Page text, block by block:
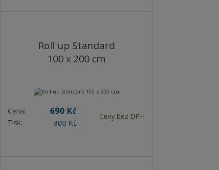
Roll up Standard
100 x 200 cm
Cena: 690 Kč Ceny bez DPH
Tisk: 800 Kč